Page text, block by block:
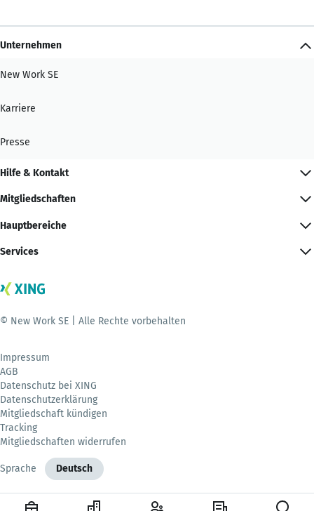
Unternehmen
New Work SE
Karriere
Presse
Hilfe & Kontakt
Mitgliedschaften
Hauptbereiche
Services
© New Work SE | Alle Rechte vorbehalten
Impressum
AGB
Datenschutz bei XING
Datenschutzerklärung
Mitgliedschaft kündigen
Tracking
Mitgliedschaften widerrufen
Sprache Deutsch